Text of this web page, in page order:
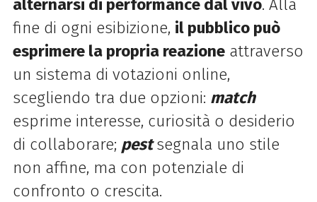
alternarsi di performance dal vivo. Alla
fine di ogni esibizione, il pubblico può
esprimere la propria reazioneattraverso
un sistema di votazioni online,
scegliendo tra due opzioni: match
esprime interesse, curiosità o desiderio
di collaborare; pestsegnala uno stile
non affine, ma con potenziale di
confronto o crescita.